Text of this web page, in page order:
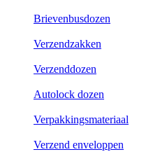
Brievenbusdozen
Verzendzakken
Verzenddozen
Autolock dozen
Verpakkingsmateriaal
Verzend enveloppen